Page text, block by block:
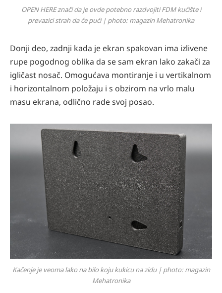
OPEN HERE znači da je ovde potebno razdvojiti FDM kućište i
prevazici strah da će pući | photo: magazin Mehatronika
Donji deo, zadnji kada je ekran spakovan ima izlivene
rupe pogodnog oblika da se sam ekran lako zakači za
igličast nosač. Omogućava montiranje i u vertikalnom
i horizontalnom položaju i s obzirom na vrlo malu
masu ekrana, odlično rade svoj posao.
Kačenje je veoma lako na bilo koju kukicu na zidu | photo: magazin
Mehatronika